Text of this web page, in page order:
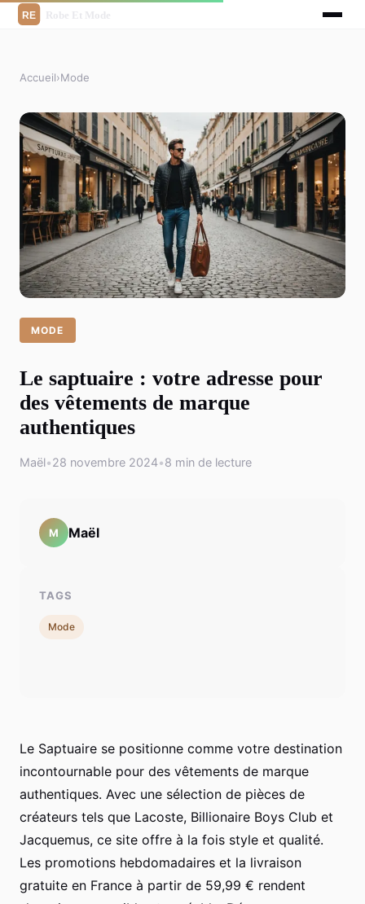
Accueil›Mode
MODE
Le saptuaire : votre adresse pour
des vêtements de marque
authentiques
Maël•28 novembre 2024•8 min de lecture
Le Saptuaire se positionne comme votre destination
incontournable pour des vêtements de marque
authentiques. Avec une sélection de pièces de
créateurs tels que Lacoste, Billionaire Boys Club et
Jacquemus, ce site offre à la fois style et qualité.
Les promotions hebdomadaires et la livraison
gratuite en France à partir de 59,99 € rendent
M Maël
TAGS
Mode